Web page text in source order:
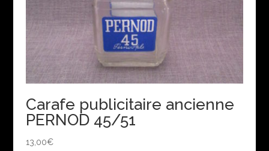
Carafe publicitaire ancienne
PERNOD 45/51
13,00€